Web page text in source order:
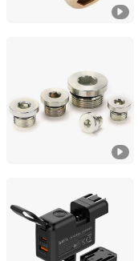
Ningbo Yinzhou
Zhejiang, China
Guangdong Ldnio
Guangdong, China